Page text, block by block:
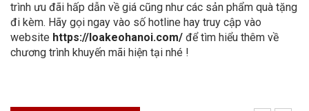
trình ưu đãi hấp dẫn về giá cũng như các sản phẩm quà tặng
đi kèm. Hãy gọi ngay vào số hotline hay truy cập vào
website https://loakeohanoi.com/ để tìm hiểu thêm về
chương trình khuyến mãi hiện tại nhé !